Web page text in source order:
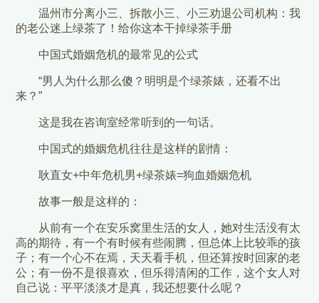
温州市分离小三、拆散小三、小三劝退公司机构：我
的老公迷上绿茶了！给你这本干掉绿茶手册
中国式婚姻危机的最常见的公式
“男人为什么那么傻？明明是个绿茶婊，还看不出
来？”
这是我在咨询室经常听到的一句话。
中国式的婚姻危机往往是这样的剧情：
耿直女+中年危机男+绿茶婊=狗血婚姻危机
故事一般是这样的：
从前有一个在安乐窝里生活的女人，她对生活没有太
高的期待，有一个有时候有些闹腾，但总体上比较乖的孩
子；有一个心不在焉，天天看手机，但还算按时回家的老
公；有一份不是很喜欢，但乐得清闲的工作，这个女人对
自己说：平平淡淡才是真，我还想要什么呢？